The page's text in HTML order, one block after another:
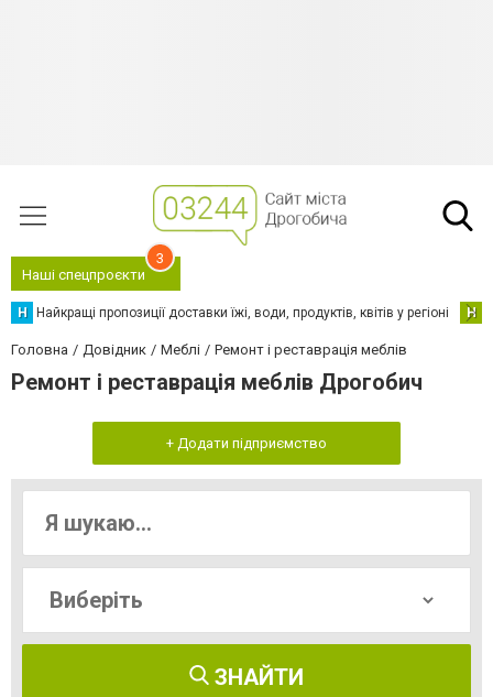
Наші спецпроєкти
3
Н Найкращі пропозиції доставки їжі, води, продуктів, квітів у регіоні Н
Головна Довідник Меблі Ремонт і реставрація меблів
Ремонт і реставрація меблів Дрогобич
+ Додати підприємство
ЗНАЙТИ